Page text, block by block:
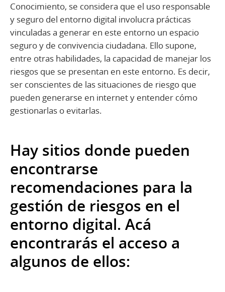
Conocimiento, se considera que el uso responsable
y seguro del entorno digital involucra prácticas
vinculadas a generar en este entorno un espacio
seguro y de convivencia ciudadana. Ello supone,
entre otras habilidades, la capacidad de manejar los
riesgos que se presentan en este entorno. Es decir,
ser conscientes de las situaciones de riesgo que
pueden generarse en internet y entender cómo
gestionarlas o evitarlas.
Hay sitios donde pueden
encontrarse
recomendaciones para la
gestión de riesgos en el
entorno digital. Acá
encontrarás el acceso a
algunos de ellos: